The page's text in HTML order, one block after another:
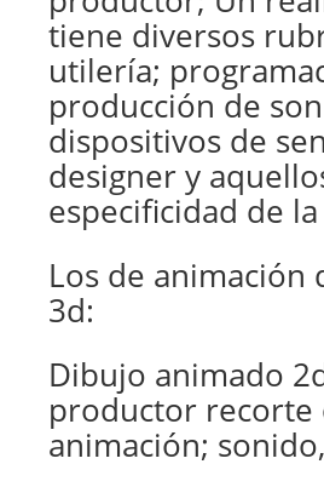
tiene diversos
utilería;
producción de
dispositivos de
designer y
especificidad de
Los de
3d:
Dibujo animado
productor recorte
animación;